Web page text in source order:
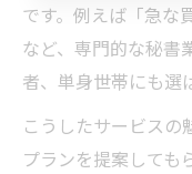
です。例えば「急な
など、専門的な秘書
者、単身世帯にも選
こうしたサービスの
プランを提案しても
ご